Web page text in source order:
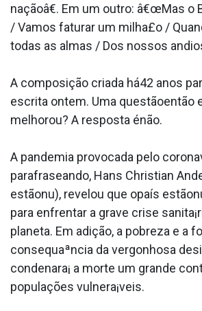
naçãoâ€. Em um outro: â€œMas o
/ Vamos faturar um milha£o /
todas as almas / Dos nossos
A composição criada há42 anos
escrita ontem. Uma questãoentão
melhorou? A resposta énão.
A pandemia provocada pelo
parafraseando, Hans Christian
estãonu), revelou que opaís
para enfrentar a grave crise
planeta. Em adição, a pobreza e a
consequaªncia da vergonhosa
condenara¡ a morte um grande
populações vulnera¡veis.